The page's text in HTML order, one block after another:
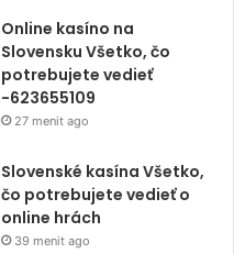
Online kasíno na
Slovensku Všetko, čo
potrebujete vedieť
-623655109
27 menit ago
Slovenské kasína Všetko,
čo potrebujete vedieť o
online hrách
39 menit ago